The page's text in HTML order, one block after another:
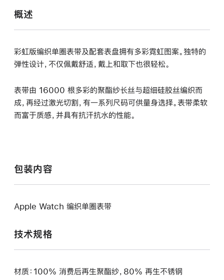
概述
彩虹版编织单圈表带及配套表盘拥有多彩霓虹图案。独特的
弹性设计，不仅佩戴舒适，戴上和取下也很轻松。
表带由 16000 根多彩的聚酯纱长丝与超细硅胶丝编织而
成，再经过激光切割，有一系列尺码可供量身选择。表带柔软
而富于质感，并具有抗汗抗水的性能。
包装内容
Apple Watch 编织单圈表带
技术规格
材质：100% 消费后再生聚酯纱，80% 再生不锈钢